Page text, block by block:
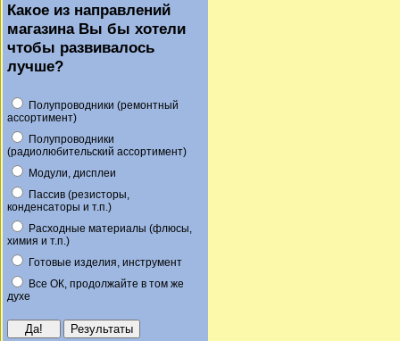
Какое из направлений
магазина Вы бы хотели
чтобы развивалось
лучше?
Полупроводники (ремонтный
ассортимент)
Полупроводники
(радиолюбительский ассортимент)
Модули, дисплеи
Пассив (резисторы,
конденсаторы и т.п.)
Расходные материалы (флюсы,
химия и т.п.)
Готовые изделия, инструмент
Все ОК, продолжайте в том же
духе